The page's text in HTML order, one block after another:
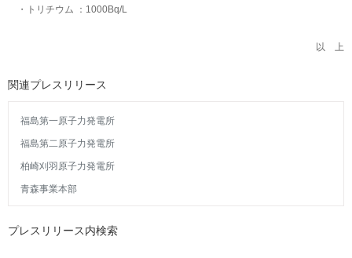
・トリチウム ：1000Bq/L
以 上
関連プレスリリース
福島第一原子力発電所
福島第二原子力発電所
柏崎刈羽原子力発電所
青森事業本部
プレスリリース内検索